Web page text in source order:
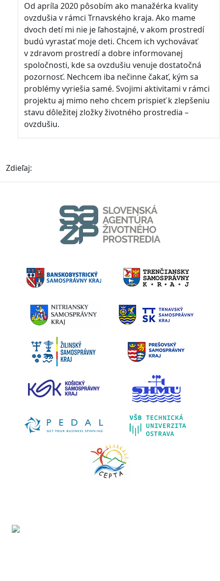
Od apríla 2020 pôsobím ako manažérka kvality
ovzdušia v rámci Trnavského kraja. Ako mame
dvoch detí mi nie je ľahostajné, v akom prostredí
budú vyrastať moje deti. Chcem ich vychovávať
v zdravom prostredí a dobre informovanej
spoločnosti, kde sa ovzdušiu venuje dostatočná
pozornosť. Nechcem iba nečinne čakať, kým sa
problémy vyriešia samé. Svojimi aktivitami v rámci
projektu aj mimo neho chcem prispieť k zlepšeniu
stavu dôležitej zložky životného prostredia –
ovzdušiu.
Zdieľaj: